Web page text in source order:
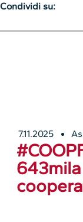
7.11.2025
Condividi su: